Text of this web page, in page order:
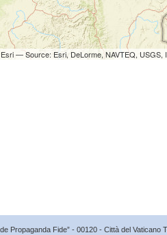
— Source: Esri, DeLorme, NAVTEQ, USGS,
Propaganda Fide” - 00120 - Città del Vaticano